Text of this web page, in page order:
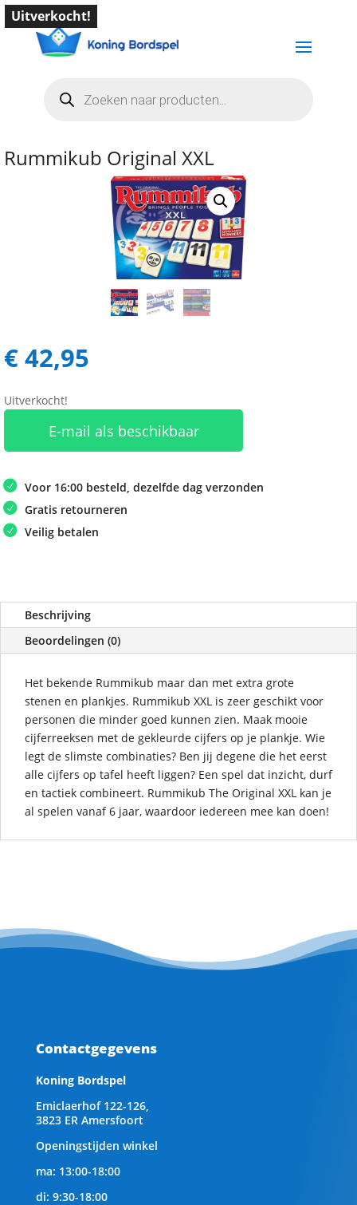
zoeken
Uitverkocht!
Rummikub Original XXL
€42,95
Uitverkocht!
E-mail als beschikbaar
Voor 16:00 besteld, dezelfde dag verzonden
Gratis retourneren
Veilig betalen
Beschrijving
Beoordelingen (0)
Het bekende Rummikub maar dan met extra grote
stenen en plankjes. Rummikub XXL is zeer geschikt voor
personen die minder goed kunnen zien. Maak mooie
cijferreeksen met de gekleurde cijfers op je plankje. Wie
legt de slimste combinaties? Ben jij degene die het eerst
alle cijfers op tafel heeft liggen? Een spel dat inzicht, durf
en tactiek combineert. Rummikub The Original XXL kan je
al spelen vanaf 6 jaar, waardoor iedereen mee kan doen!
Contactgegevens
Koning Bordspel
Emiclaerhof 122-126,
3823 ER Amersfoort
Openingstijden winkel
ma: 13:00-18:00
di: 9:30-18:00